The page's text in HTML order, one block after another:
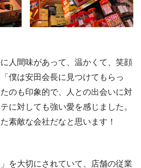
人間味があって、温かくて、笑顔
僕は安田会長に見つけてもらっ
のも印象的で、人との出会いに対
に対しても強い愛を感じました。
素敵な会社だなと思います！
を大切にされていて、店舗の従業